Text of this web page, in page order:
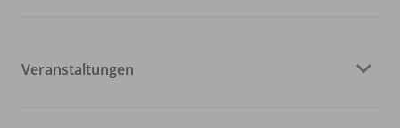
Veranstaltungen